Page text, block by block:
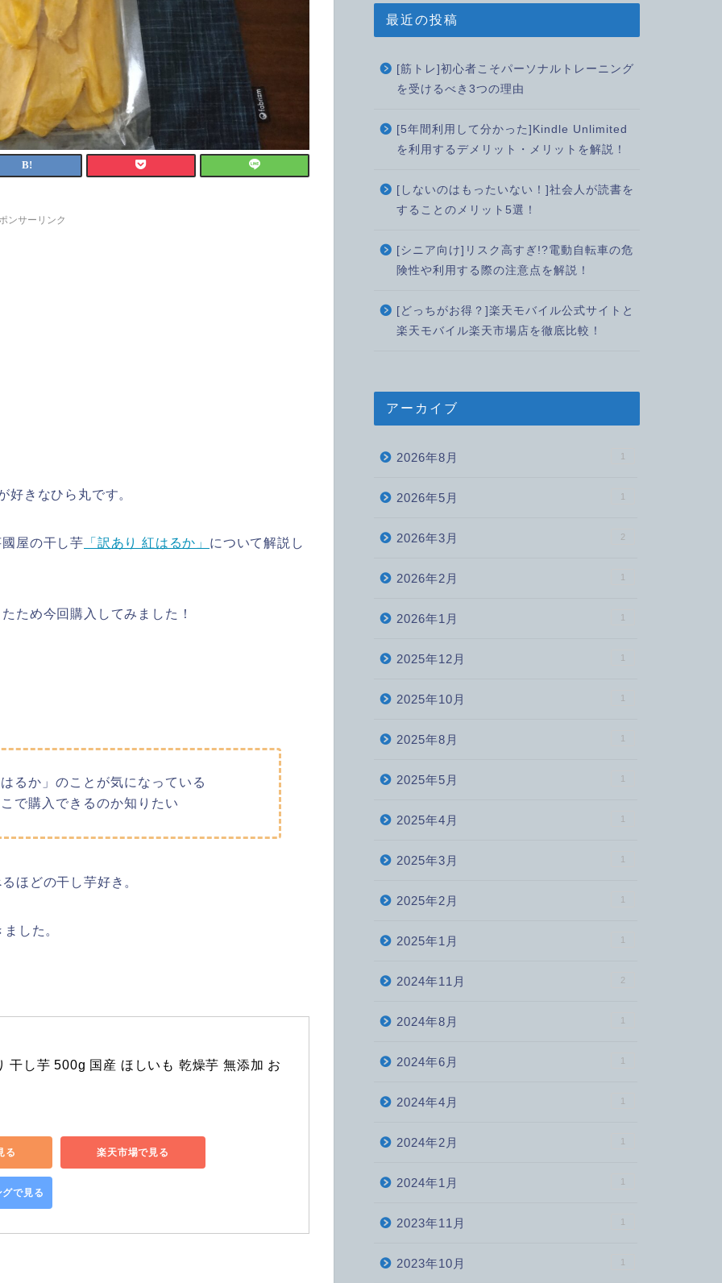
ンサーリンク
好きなひら丸です。
屋の干し芋 「訳あり 紅はるか」 について解説し
ため今回購入してみました！
るか」のことが気になっている
で購入できるのか知りたい
ほどの干し芋好き。
した。
干し芋 500g 国産 ほしいも 乾燥芋 無添加 お
る 楽天市場で見る
で見る
最近の投稿
[筋トレ]初心者こそパーソナルトレーニング
を受けるべき3つの理由
[5年間利用して分かった]Kindle Unlimited
を利用するデメリット・メリットを解説！
[しないのはもったいない！]社会人が読書を
することのメリット5選！
[シニア向け]リスク高すぎ!?電動自転車の危
険性や利用する際の注意点を解説！
[どっちがお得？]楽天モバイル公式サイトと
楽天モバイル楽天市場店を徹底比較！
アーカイブ
2026年8月 1
2026年5月 1
2026年3月 2
2026年2月 1
2026年1月 1
2025年12月 1
2025年10月 1
2025年8月 1
2025年5月 1
2025年4月 1
2025年3月 1
2025年2月 1
2025年1月 1
2024年11月 2
2024年8月 1
2024年6月 1
2024年4月 1
2024年2月 1
2024年1月 1
2023年11月 1
2023年10月 1